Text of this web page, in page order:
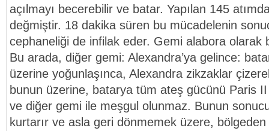
açılmayı becerebilir ve batar. Yapılan 145
değmiştir. 18 dakika süren bu mücadelenin
cephaneliği de infilak eder. Gemi alabora olarak
Bu arada, diğer gemi: Alexandra’ya gelince:
üzerine yoğunlaşınca, Alexandra zikzaklar
bunun üzerine, batarya tüm ateş gücünü Paris II
ve diğer gemi ile meşgul olunmaz. Bunun
kurtarır ve asla geri dönmemek üzere, bölgeden